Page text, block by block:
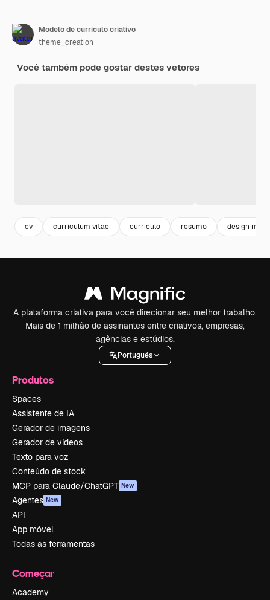
Modelo de currículo criativo
theme_creation
Você também pode gostar destes vetores
cv curriculum vitae curriculo resumo design
A plataforma criativa para você direcionar seu melhor trabalho.
Mais de 1 milhão de assinantes entre criativos, empresas,
agências e estúdios.
Português
Produtos
Spaces
Assistente de IA
Gerador de imagens
Gerador de vídeos
Texto para voz
Conteúdo de stock
MCP para Claude/ChatGPT New
Agentes New
API
App móvel
Todas as ferramentas
Começar
Academy